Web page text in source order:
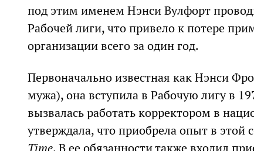
под этим именем Нэнси Вулфорт
Рабочей лиги, что привело к потере
организации всего за один год.
Первоначально известная как Нэнси
мужа), она вступила в Рабочую лигу в
вызвалась работать корректором в
утверждала, что приобрела опыт в этой
Time. В ее обязанности также входил